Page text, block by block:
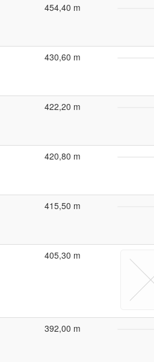
454,40 m
430,60 m
422,20 m
420,80 m
415,50 m
405,30 m
392,00 m